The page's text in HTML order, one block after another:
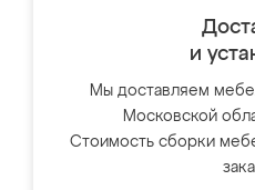
и
Мы доставляем
Московской
Стоимость сборки